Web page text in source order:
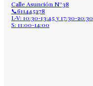
Calle Asunción Nº38
📞611445278
L-V: 10:30-13:45 y 17:30-20:30
S: 11:00-14:00